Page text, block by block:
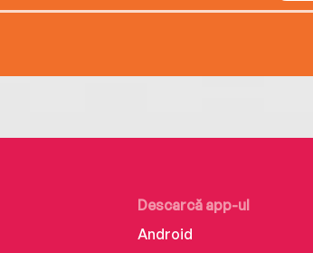
Descarcă app-ul
Android